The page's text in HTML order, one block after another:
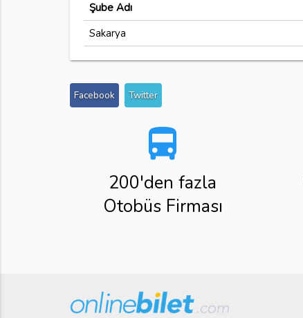
Şube Adı
Sakarya
Facebook Twitter
directions_bus
200'den fazla
Otobüs Firması